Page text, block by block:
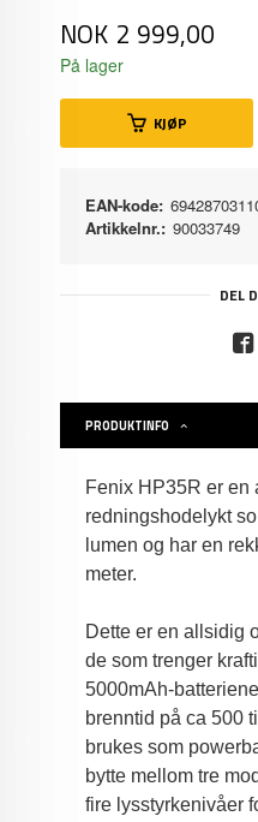
Pris
NOK 2 999,00
På lager
KJØP
EAN-kode:
Artikkelnr.: 90033749
DEL
PRODUKTINFO
Fenix ​​HP35R er en
redningshodelykt
lumen og har en
meter.
Dette er en allsidig
de som trenger
5000mAh-
brenntid på ca 500
brukes som
bytte mellom tre
fire lysstyrkenivåer